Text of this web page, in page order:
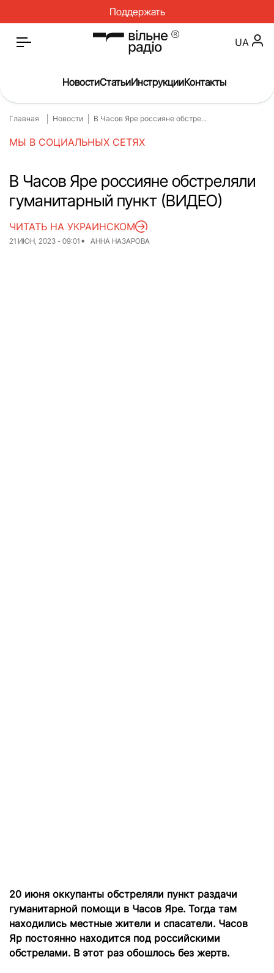
Поддержать
Главная
О нас
Спорт
Досье
Блог
UA
НовостиСтатьиИнструкцииКонтакты
Главная Новости В Часов Яре россияне обстре...
МЫ В СОЦИАЛЬНЫХ СЕТЯХ
В Часов Яре россияне обстреляли
гуманитарный пункт (ВИДЕО)
21 ИЮН, 2023 - 09:01 АННА НАЗАРОВА
ЧИТАТЬ НА УКРАИНСКОМ
20 июня оккупанты обстреляли пункт раздачи
гуманитарной помощи в Часов Яре. Тогда там
находились местные жители и спасатели. Часов
Яр постоянно находится под российскими
обстрелами. В этот раз обошлось без жертв.